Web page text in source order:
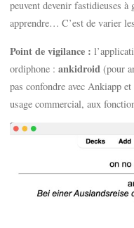
peuvent devenir fastidieuses
apprendre… C’est de varier
Point de vigilance :
ordiphone :ankidroid (pour
pas confondre avec Ankiapp
usage commercial, aux